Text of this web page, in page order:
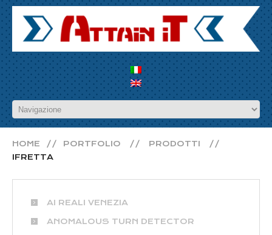
HOME PORTFOLIO
PRODOTTI
IFRETTA
AI REALI VENEZIA
ANOMALOUS TURN DETECTOR